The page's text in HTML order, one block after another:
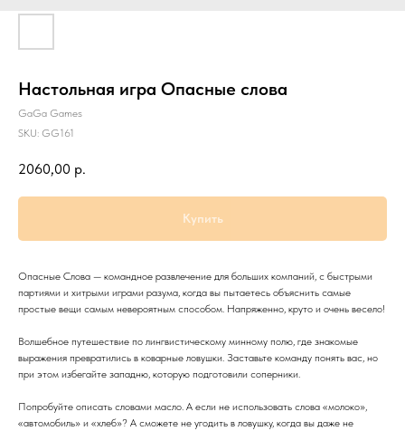
Настольная игра Опасные слова
GaGa Games
SKU: GG161
2060,00 р.
Купить
Опасные Слова — командное развлечение для больших компаний, с быстрыми
партиями и хитрыми играми разума, когда вы пытаетесь объяснить самые
простые вещи самым невероятным способом. Напряженно, круто и очень весело!
Волшебное путешествие по лингвистическому минному полю, где знакомые
выражения превратились в коварные ловушки. Заставьте команду понять вас, но
при этом избегайте западню, которую подготовили соперники.
Попробуйте описать словами масло. А если не использовать слова «молоко»,
«автомобиль» и «хлеб»? А сможете не угодить в ловушку, когда вы даже не